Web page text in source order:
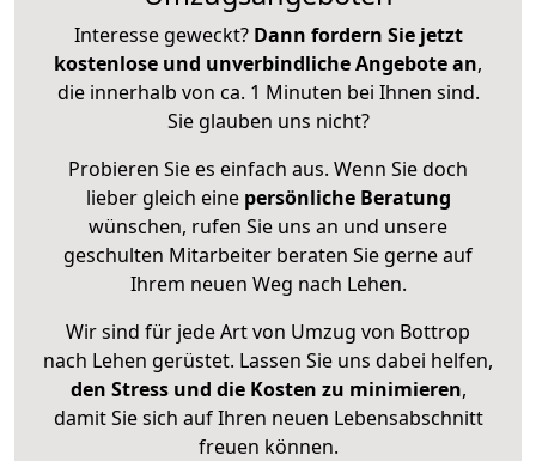
Interesse geweckt? Dann fordern Sie jetzt
kostenlose und unverbindliche Angebote an,
die innerhalb von ca. 1 Minuten bei Ihnen sind.
Sie glauben uns nicht?
Probieren Sie es einfach aus. Wenn Sie doch
lieber gleich eine persönliche Beratung
wünschen, rufen Sie uns an und unsere
geschulten Mitarbeiter beraten Sie gerne auf
Ihrem neuen Weg nach Lehen.
Wir sind für jede Art von Umzug von Bottrop
nach Lehen gerüstet. Lassen Sie uns dabei helfen,
den Stress und die Kosten zu minimieren,
damit Sie sich auf Ihren neuen Lebensabschnitt
freuen können.